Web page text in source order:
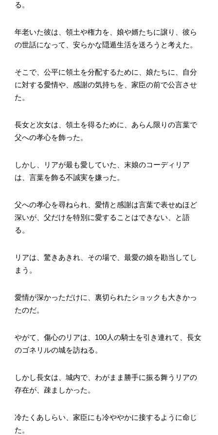
る。
年老いた彼は、領土や権力を、娘や婿たちに譲り、彼ら
の世話になって、安らかな隠遁生活を送ろうと考えた。
そこで、公平に領土を分配するために、娘たちに、自分
に対する愛情や、感謝の気持ちを、家臣の前で公言させ
た。
長女と次女は、領土を得るために、あらん限りの言葉で
父への孝心を飾った。
しかし、リアが最も愛していた、末娘のコーディリア
は、言葉を飾る不誠実を嫌った。
父への孝心を尋ねられ、愛情と感謝は言葉で表せぬほど
深いが、父だけを特別に愛することはできない、と語
る。
リアは、驚きあきれ、その場で、最愛の娘を勘当してし
まう。
愛情が深かっただけに、裏切られたショックも大きかっ
たのだ。
やがて、傷心のリアは、100人の騎士を引き連れて、長女
のゴネリルの城を訪ねる。
しかし長女は、城内で、わがまま勝手に振る舞うリアの
存在が、疎ましかった。
冷たくあしらい、家臣にも冷ややかに接するように命じ
た。